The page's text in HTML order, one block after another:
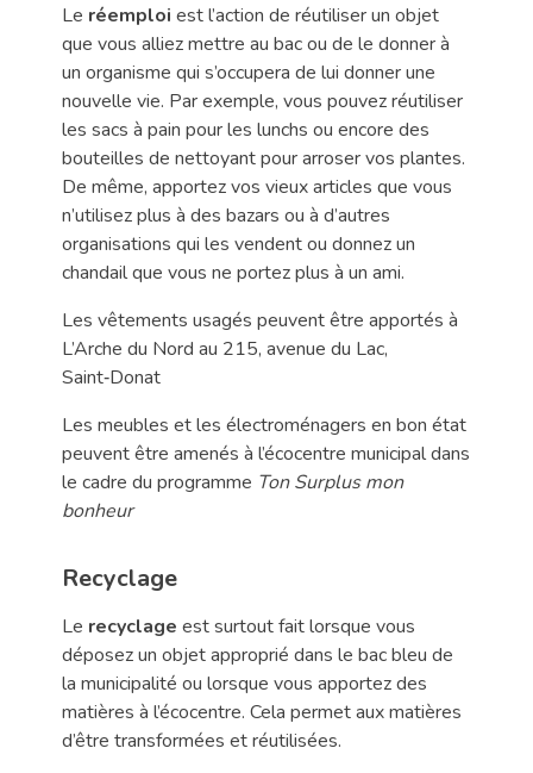
Le réemploi est l’action de réutiliser un objet
que vous alliez mettre au bac ou de le donner à
un organisme qui s’occupera de lui donner une
nouvelle vie. Par exemple, vous pouvez réutiliser
les sacs à pain pour les lunchs ou encore des
bouteilles de nettoyant pour arroser vos plantes.
De même, apportez vos vieux articles que vous
n’utilisez plus à des bazars ou à d’autres
organisations qui les vendent ou donnez un
chandail que vous ne portez plus à un ami.
Les vêtements usagés peuvent être apportés à
L’Arche du Nord au 215, avenue du Lac,
Saint‑Donat
Les meubles et les électroménagers en bon état
peuvent être amenés à l’écocentre municipal dans
le cadre du programme Ton Surplus mon
bonheur
Recyclage
Le recyclage est surtout fait lorsque vous
déposez un objet approprié dans le bac bleu de
la municipalité ou lorsque vous apportez des
matières à l’écocentre. Cela permet aux matières
d’être transformées et réutilisées.